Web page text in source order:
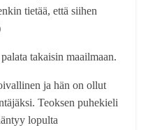
tietää, että siihen
takaisin maailmaan.
ja hän on ollut
Teoksen puhekieli
lopulta